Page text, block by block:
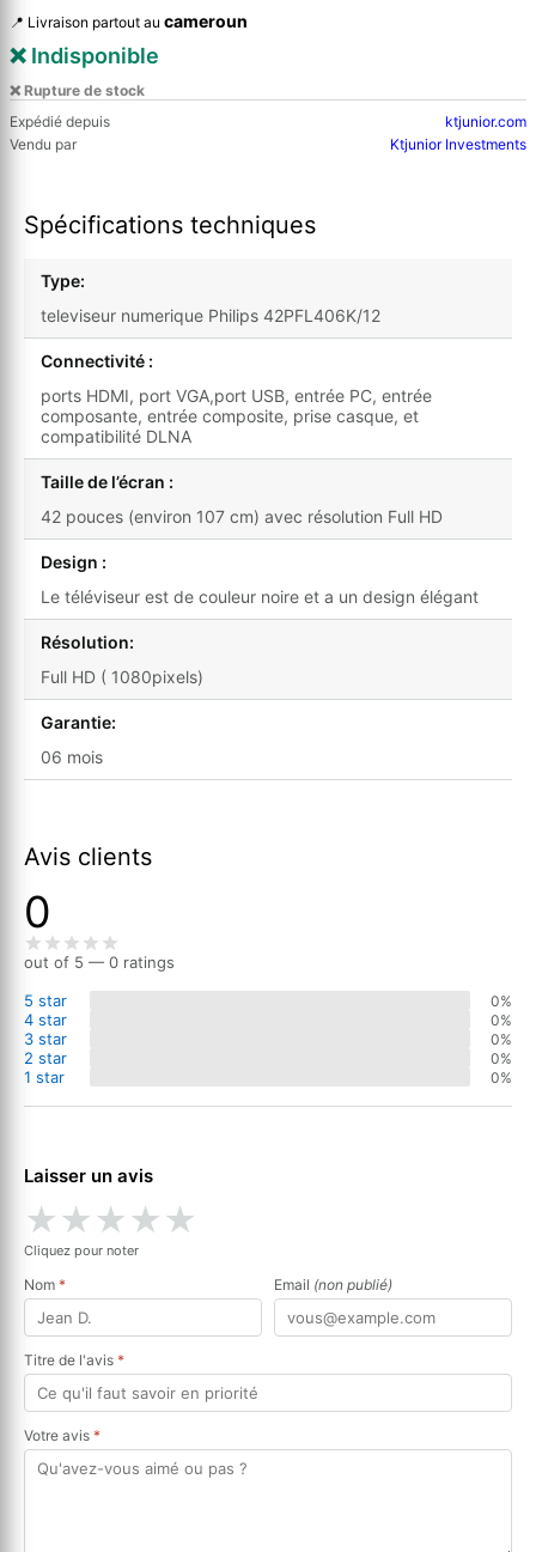
📍 Livraison partout au cameroun
❌ Indisponible
❌ Rupture de stock
Expédié depuis
ktjunior.com
Vendu par
Ktjunior Investments
Spécifications techniques
Type:
televiseur numerique Philips 42PFL406K/12
Connectivité :
ports HDMI, port VGA,port USB, entrée PC, entrée
composante, entrée composite, prise casque, et
compatibilité DLNA
Taille de l’écran :
42 pouces (environ 107 cm) avec résolution Full HD
Design :
Le téléviseur est de couleur noire et a un design élégant
Résolution:
Full HD ( 1080pixels)
Garantie:
06 mois
Avis clients
0
out of 5 — 0 ratings
5 star
0%
4 star 0%
3 star 0%
2 star 0%
1 star 0%
Laisser un avis
★★★★★
Cliquez pour noter
Nom * Email (non publié)
Titre de l'avis *
Votre avis *